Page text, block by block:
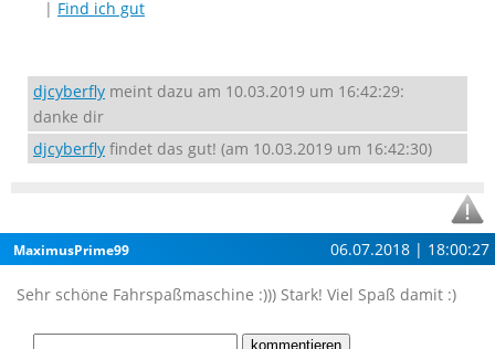
| Find ich gut
djcyberfly meint dazu am 10.03.2019 um 16:42:29:
danke dir
djcyberfly findet das gut! (am 10.03.2019 um 16:42:30)
MaximusPrime99 06.07.2018 | 18:00:27
Sehr schöne Fahrspaßmaschine :))) Stark! Viel Spaß damit :)